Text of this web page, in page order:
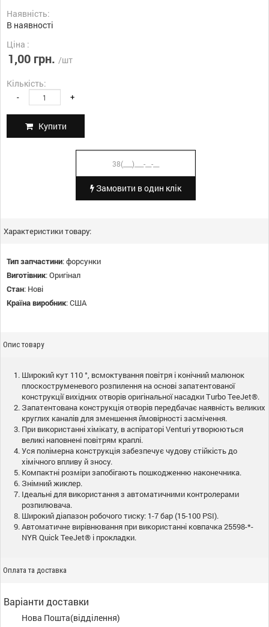
Наявність:
В наявності
Ціна :
1,00 грн. /шт
Кількість:
- +
Купити
Замовити в один клік
Характеристики товару:
Тип запчастини:форсунки
Виготівник:Оригінал
Стан: Нові
Країна виробник:США
Опис товару
Широкий кут 110 °, всмоктування повітря і конічний малюнок
плоскоструменевого розпилення на основі запатентованої
конструкції вихідних отворів оригінальної насадки Turbo TeeJet®.
Запатентована конструкція отворів передбачає наявність великих
круглих каналів для зменшення ймовірності засмічення.
При використанні хімікату, в аспіраторі Venturi утворюються
великі наповнені повітрям краплі.
Уся полімерна конструкція забезпечує чудову стійкість до
хімічного впливу й зносу.
Компактні розміри запобігають пошкодженню наконечника.
Знімний жиклер.
Ідеальні для використання з автоматичними контролерами
розпилювача.
Широкий діапазон робочого тиску: 1-7 бар (15-100 PSI).
Автоматичне вирівнювання при використанні ковпачка 25598-*-
NYR Quick TeeJet® і прокладки.
Оплата та доставка
Варіанти доставки
Нова Пошта(відділення)